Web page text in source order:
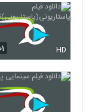
HD